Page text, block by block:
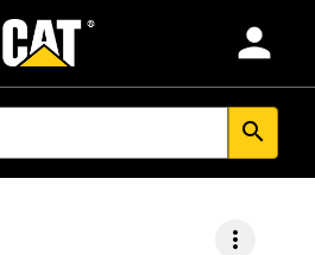
person
search
more_vert